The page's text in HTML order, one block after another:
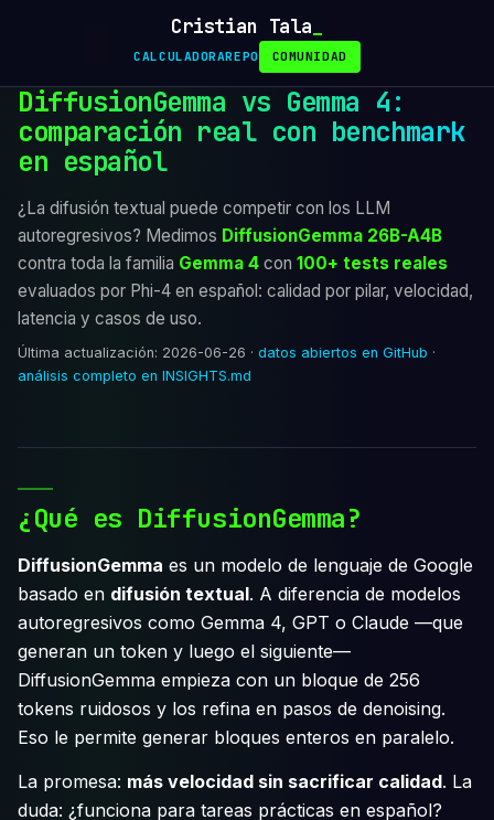
Cristian Tala
CALCULADORAREPO COMUNIDAD
DiffusionGemma vs Gemma 4:
comparación real con benchmark
en español
¿La difusión textual puede competir con los LLM
autoregresivos? Medimos DiffusionGemma 26B-A4B
contra toda la familia Gemma 4 con 100+ tests reales
evaluados por Phi-4 en español: calidad por pilar, velocidad,
latencia y casos de uso.
Última actualización: 2026-06-26 · datos abiertos en GitHub ·
análisis completo en INSIGHTS.md
¿Qué es DiffusionGemma?
DiffusionGemma es un modelo de lenguaje de Google
basado en difusión textual. A diferencia de modelos
autoregresivos como Gemma 4, GPT o Claude —que
generan un token y luego el siguiente—
DiffusionGemma empieza con un bloque de 256
tokens ruidosos y los refina en pasos de denoising.
Eso le permite generar bloques enteros en paralelo.
La promesa: más velocidad sin sacrificar calidad. La
duda: ¿funciona para tareas prácticas en español?